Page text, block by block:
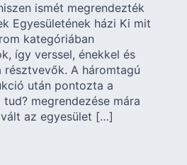
ismét megrendezték
Egyesületének házi Ki mit
kategóriában
így verssel, énekkel és
A háromtagú
után pontozta a
megrendezése mára
az egyesület […]